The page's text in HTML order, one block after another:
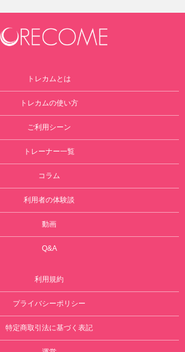
トレカムとは
トレカムの使い方
ご利用シーン
トレーナー一覧
コラム
利用者の体験談
動画
Q&A
利用規約
プライバシーポリシー
特定商取引法に基づく表記